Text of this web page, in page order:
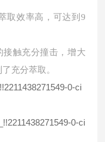
萃取效率高，可达到9
接触充分撞击，增大
充分萃取。